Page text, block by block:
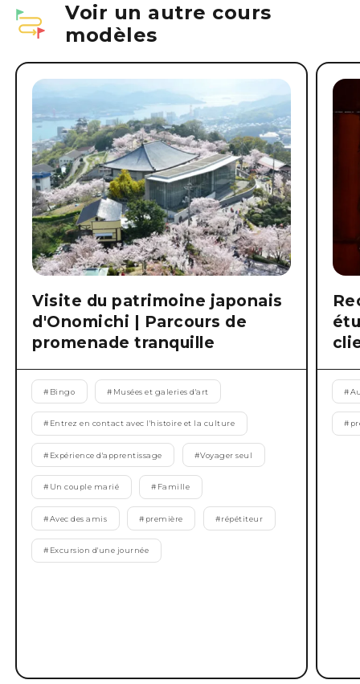
Voir un autre cours
modèles
Visite du patrimoine japonais
d'Onomichi | Parcours de
promenade tranquille
# Bingo # Musées et galeries d'art
# Entrez en contact avec l'histoire et la culture
# Expérience d'apprentissage #Voyager seul
# Un couple marié # Famille
#Avec des amis # première #répétiteur
# Excursion d'une journée
#
#